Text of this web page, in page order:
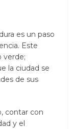
es un paso
Este
verde;
la ciudad se
de sus
contar con
y el